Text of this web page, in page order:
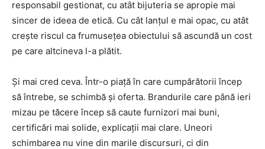
responsabil gestionat, cu atât bijuteria se apropie mai
sincer de ideea de etică. Cu cât lanțul e mai opac, cu atât
crește riscul ca frumusețea obiectului să ascundă un cost
pe care altcineva l-a plătit.
Și mai cred ceva. Într-o piață în care cumpărătorii încep
să întrebe, se schimbă și oferta. Brandurile care până ieri
mizau pe tăcere încep să caute furnizori mai buni,
certificări mai solide, explicații mai clare. Uneori
schimbarea nu vine din marile discursuri, ci din